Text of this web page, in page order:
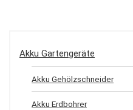
Akku Gartengeräte
Akku Gehölzschneider
Akku Erdbohrer